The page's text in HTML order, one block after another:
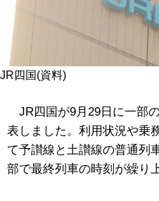
JR四国(資料)
JR四国が9月29日に一部
表しました。利用状況や乗
て予讃線と土讃線の普通列
部で最終列車の時刻が繰り